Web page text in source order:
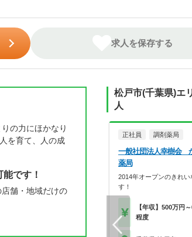
求人を保存する
の力にほかなり
を育て、人の成
です！
舗・地域だけの
松戸市(千葉県)エ
人
正社員 調剤薬局
一般社団法人幸樹会
薬局
2014年オープンのきれい
す！
【年収】500万円
程度